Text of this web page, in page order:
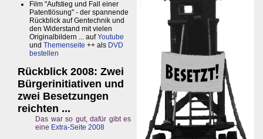
Film "Aufstieg und Fall einer
Patentlösung" - der spannende
Rückblick auf Gentechnik und
den Widerstand mit vielen
Originalbildern ... aufYoutube
und Themenseite ++ als DVD
bestellen
Rückblick 2008: Zwei
Bürgerinitiativen und
zwei Besetzungen
reichten ...
Das war so gut, dafür gibt es
eine Extra-Seite 2008